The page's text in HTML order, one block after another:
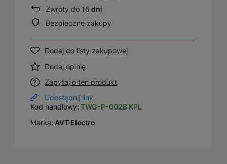
Zwroty do 15 dni
Bezpieczne zakupy
Dodaj do listy zakupowej
Dodaj opinię
Zapytaj o ten produkt
Udostępnij link
Kod handlowy: TWG-P-002B KPL
Marka: AVT Electro